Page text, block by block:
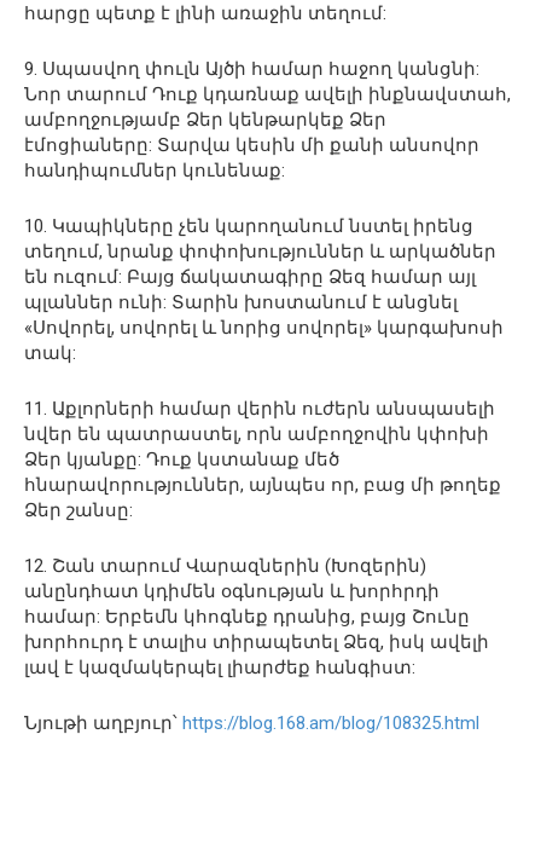
հարցը պետք է լինի առաջին տեղում:
9. Սպասվող փուլն Այծի համար հաջող կանցնի:
Նոր տարում Դուք կդառնաք ավելի ինքնավստահ,
ամբողջությամբ Ձեր կենթարկեք Ձեր
էմոցիաները: Տարվա կեսին մի քանի անսովոր
հանդիպումներ կունենաք:
10. Կապիկները չեն կարողանում նստել իրենց
տեղում, նրանք փոփոխություններ և արկածներ
են ուզում: Բայց ճակատագիրը Ձեզ համար այլ
պլաններ ունի: Տարին խոստանում է անցնել
«Սովորել, սովորել և նորից սովորել» կարգախոսի
տակ:
11. Աքլորների համար վերին ուժերն անսպասելի
նվեր են պատրաստել, որն ամբողջովին կփոխի
Ձեր կյանքը: Դուք կստանաք մեծ
հնարավորություններ, այնպես որ, բաց մի թողեք
Ձեր շանսը:
12. Շան տարում Վարազներին (Խոզերին)
անընդհատ կդիմեն օգնության և խորհրդի
համար: Երբեմն կհոգնեք դրանից, բայց Շունը
խորհուրդ է տալիս տիրապետել Ձեզ, իսկ ավելի
լավ է կազմակերպել լիարժեք հանգիստ:
Նյութի աղբյուր՝ https://blog.168.am/blog/108325.html